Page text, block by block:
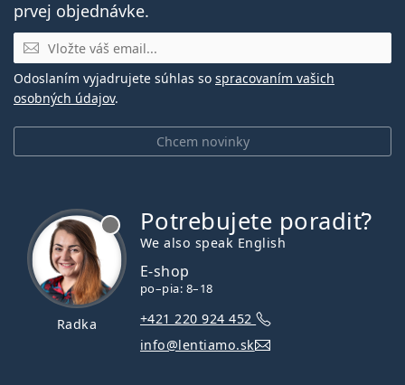
prvej objednávke.
E-mail
Chcem novinky
Odoslaním vyjadrujete súhlas so spracovaním vašich
osobných údajov.
Radka
Potrebujete poradiť?
We also speak English
E-shop
po–pia: 8–18
+421 220 924 452
info@lentiamo.sk